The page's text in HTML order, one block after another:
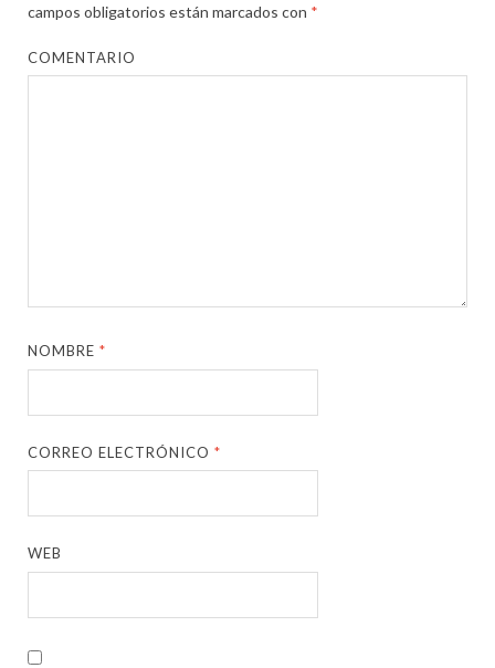
campos obligatorios están marcados con *
COMENTARIO
NOMBRE*
CORREO ELECTRÓNICO*
WEB